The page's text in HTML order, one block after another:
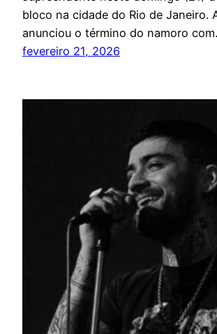
bloco na cidade do Rio de Janeiro.
anunciou o término do namoro
fevereiro 21, 2026